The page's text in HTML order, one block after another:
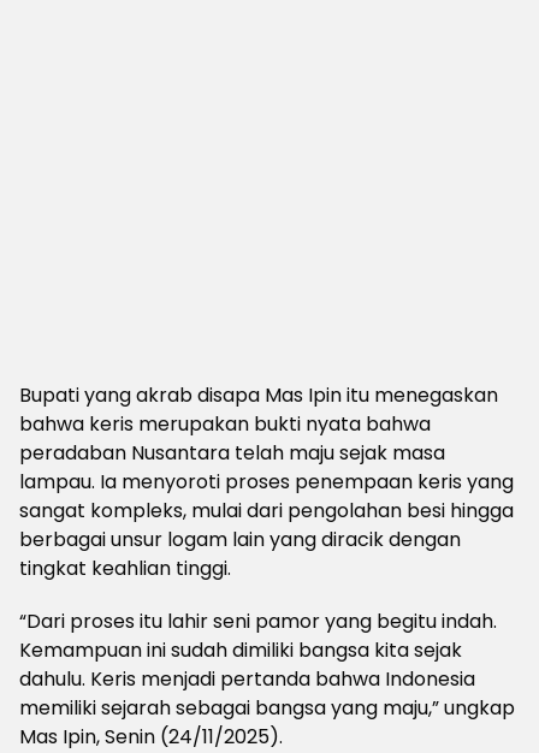
Bupati yang akrab disapa Mas Ipin itu menegaskan
bahwa keris merupakan bukti nyata bahwa
peradaban Nusantara telah maju sejak masa
lampau. Ia menyoroti proses penempaan keris yang
sangat kompleks, mulai dari pengolahan besi hingga
berbagai unsur logam lain yang diracik dengan
tingkat keahlian tinggi.
“Dari proses itu lahir seni pamor yang begitu indah.
Kemampuan ini sudah dimiliki bangsa kita sejak
dahulu. Keris menjadi pertanda bahwa Indonesia
memiliki sejarah sebagai bangsa yang maju,” ungkap
Mas Ipin, Senin (24/11/2025).